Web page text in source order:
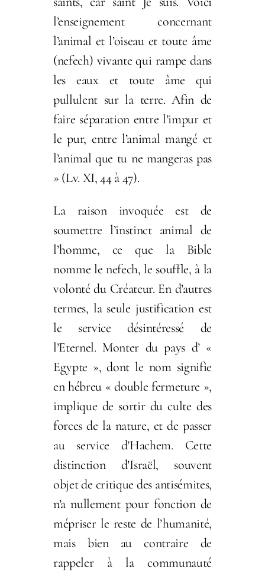
l’enseignement concernant
l’animal et l’oiseau et toute âme
(nefech) vivante qui rampe dans
les eaux et toute âme qui
pullulent sur la terre. Afin de
faire séparation entre l’impur et
le pur, entre l’animal mangé et
l’animal que tu ne mangeras pas
» (Lv. XI, 44 à 47).
La raison invoquée est de
soumettre l’instinct animal de
l’homme, ce que la Bible
nomme le nefech, le souffle, à la
volonté du Créateur. En d’autres
termes, la seule justification est
le service désintéressé de
l’Eternel. Monter du pays d’ «
Egypte », dont le nom signifie
en hébreu « double fermeture »,
implique de sortir du culte des
forces de la nature, et de passer
au service d’Hachem. Cette
distinction d’Israël, souvent
objet de critique des antisémites,
n’a nullement pour fonction de
mépriser le reste de l’humanité,
mais bien au contraire de
rappeler à la communauté